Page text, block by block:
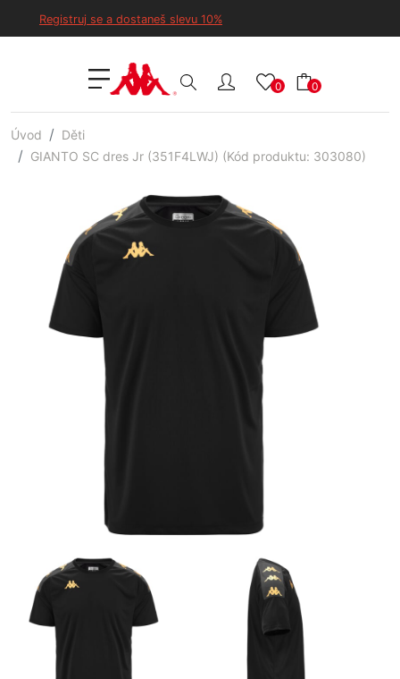
Registruj se a dostaneš slevu 10%
0 0
Úvod
Děti
GIANTO SC dres Jr (351F4LWJ) (Kód produktu: 303080)